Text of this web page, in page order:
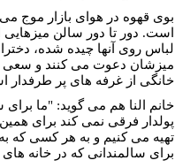
بوی قهوه در هواى بازار موج
است. دور تا دور سالن میزهایی
لباس روی آنها چیده شده،
میزشان دعوت می کنند و سعی
خانگی از غرفه های پر طرفدار
خانم النا هم می گوید: "ما
پولدار فرقی نمی کند برای
تهیه می کنیم و به هر کسی که
برای سالمندانی که در خانه